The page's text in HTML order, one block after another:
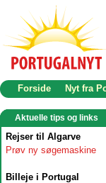
Forside Nyt fra
Aktuelle tips og links
Rejser til Algarve
Prøv ny søgemaskine
Billeje i Portugal